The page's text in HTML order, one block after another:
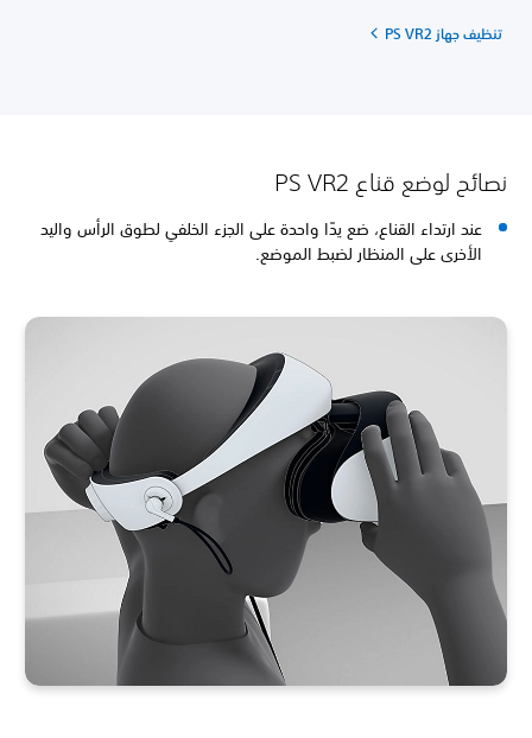
تنظيف جهاز PS VR2
نصائح لوضع قناع PS VR2
عند ارتداء القناع، ضع يدًا واحدة على الجزء الخلفي لطوق الرأس واليد
الأخرى على المنظار لضبط الموضع.